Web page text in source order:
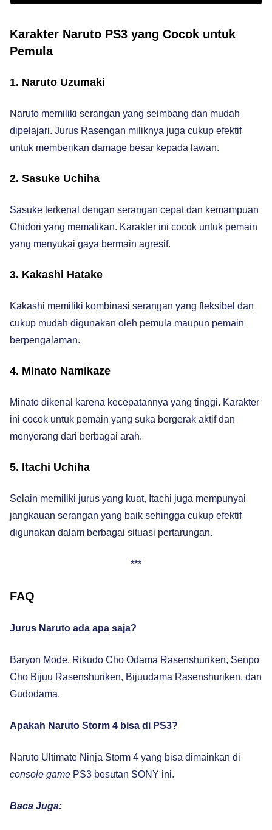
Karakter Naruto PS3 yang Cocok untuk
Pemula
1. Naruto Uzumaki
Naruto memiliki serangan yang seimbang dan mudah
dipelajari. Jurus Rasengan miliknya juga cukup efektif
untuk memberikan damage besar kepada lawan.
2. Sasuke Uchiha
Sasuke terkenal dengan serangan cepat dan kemampuan
Chidori yang mematikan. Karakter ini cocok untuk pemain
yang menyukai gaya bermain agresif.
3. Kakashi Hatake
Kakashi memiliki kombinasi serangan yang fleksibel dan
cukup mudah digunakan oleh pemula maupun pemain
berpengalaman.
4. Minato Namikaze
Minato dikenal karena kecepatannya yang tinggi. Karakter
ini cocok untuk pemain yang suka bergerak aktif dan
menyerang dari berbagai arah.
5. Itachi Uchiha
Selain memiliki jurus yang kuat, Itachi juga mempunyai
jangkauan serangan yang baik sehingga cukup efektif
digunakan dalam berbagai situasi pertarungan.
***
FAQ
Jurus Naruto ada apa saja?
Baryon Mode, Rikudo Cho Odama Rasenshuriken, Senpo
Cho Bijuu Rasenshuriken, Bijuudama Rasenshuriken, dan
Gudodama.
Apakah Naruto Storm 4 bisa di PS3?
Naruto Ultimate Ninja Storm 4 yang bisa dimainkan di
console game PS3 besutan SONY ini.
Baca Juga: